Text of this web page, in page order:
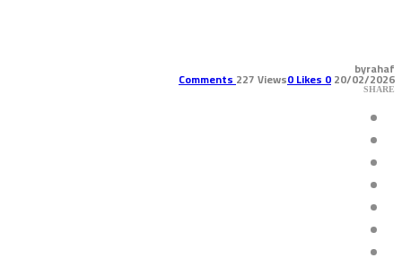
byrahaf
20/02/2026
0
Comments
227 Views0Likes SHARE